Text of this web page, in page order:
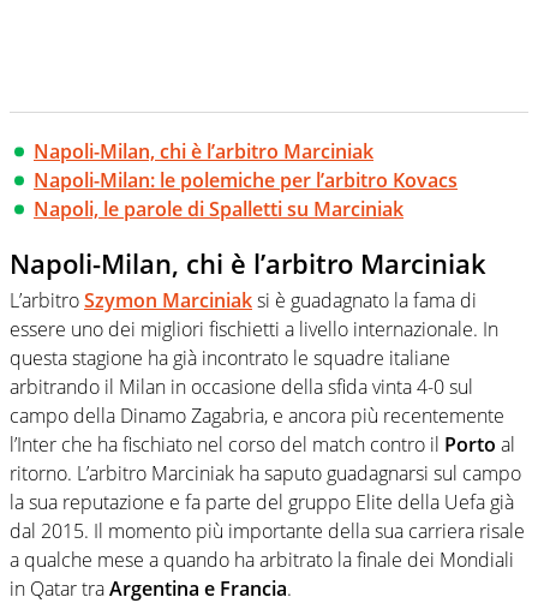
Napoli-Milan, chi è l’arbitro Marciniak
Napoli-Milan: le polemiche per l’arbitro Kovacs
Napoli, le parole di Spalletti su Marciniak
Napoli-Milan, chi è l’arbitro Marciniak
L’arbitroSzymon Marciniaksi è guadagnato la fama di
essere uno dei migliori fischietti a livello internazionale. In
questa stagione ha già incontrato le squadre italiane
arbitrando il Milan in occasione della sfida vinta 4-0 sul
campo della Dinamo Zagabria, e ancora più recentemente
l’Inter che ha fischiato nel corso del match contro il Porto al
ritorno. L’arbitro Marciniak ha saputo guadagnarsi sul campo
la sua reputazione e fa parte del gruppo Elite della Uefa già
dal 2015. Il momento più importante della sua carriera risale
a qualche mese a quando ha arbitrato la finale dei Mondiali
in Qatar traArgentina e Francia.